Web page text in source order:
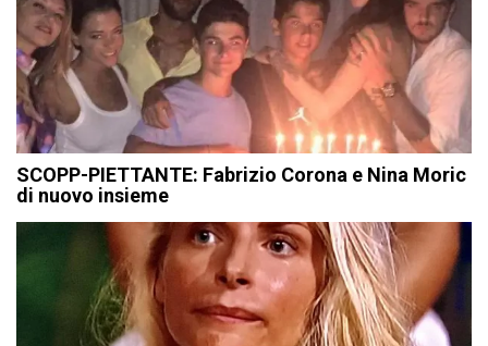
SCOPP-PIETTANTE: Fabrizio Corona e Nina Moric
di nuovo insieme